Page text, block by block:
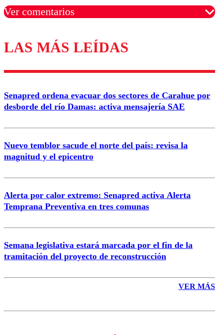
Ver comentarios
Los comentarios son moderados para garantizar un
diálogo respetuoso.
Correo
LAS MÁS LEÍDAS
Senapred ordena evacuar dos sectores de Carahue por
desborde del río Damas: activa mensajería SAE
Nuevo temblor sacude el norte del país: revisa la
magnitud y el epicentro
Alerta por calor extremo: Senapred activa Alerta
Temprana Preventiva en tres comunas
Semana legislativa estará marcada por el fin de la
tramitación del proyecto de reconstrucción
VER MÁS